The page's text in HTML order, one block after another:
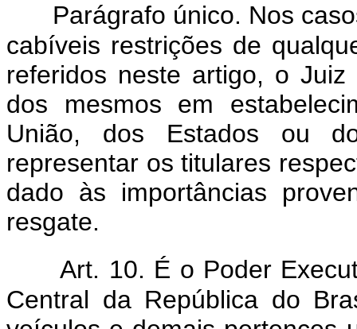
Parágrafo único. Nos
cabíveis restrições de
referidos neste artigo, o
dos mesmos em
União, dos Estados ou
representar os titulares
dado às importâncias
resgate.
Art. 10. É o Poder
Central da República do